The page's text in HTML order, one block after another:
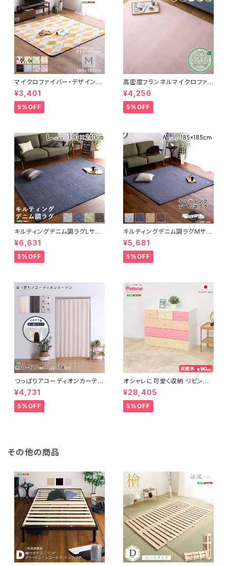
マイクロファイバー・デザインラ
グマットMサイズ（185×185cm）
洗えるラグマット 【WASHFA2】
FRG-D2-M
¥3,401
5%OFF
高密度フランネルマイクロファイ
バー・ラグマットLサイズ（200×2
50cm）洗えるラグマット｜ナル
トレア
¥4,256
5%OFF
キルティングデニム調ラグLサイ
ズ(190x240cm)オールシーズ
ン、滑り止め付き、手洗い対応【D
erid-デリッド-】 DRG-L
¥6,631
5%OFF
キルティングデニム調ラグMサイ
ズ(185x185cm)オールシーズ
ン、滑り止め付き、手洗い対応【D
erid-デリッド-】 DRG-M
¥5,681
5%OFF
つっぱりアコーディオンカーテ
ン 100×174cm SH-16-TA
DC
¥4,731
5%OFF
オシャレに可愛く収納 リビング
用ローチェスト 4段 幅90cm
天然木（桐）日本製｜petora-
ペトラ- SH-08-PTR90
¥28,405
5%OFF
その他の商品